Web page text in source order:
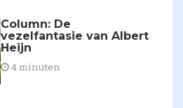
Column: De
vezelfantasie van Albert
Heijn
4 minuten